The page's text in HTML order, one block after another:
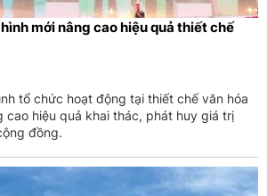
mới nâng cao hiệu quả thiết chế
tổ chức hoạt động tại thiết chế văn hóa
cao hiệu quả khai thác, phát huy giá trị
đồng.